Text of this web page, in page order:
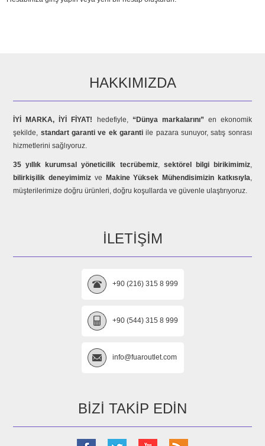
HAKKIMIZDA
İYİ MARKA, İYİ FİYAT! hedefiyle, “Dünya markalarını” en ekonomik
şekilde, standart garanti ve ek garanti ile pazara sunuyor, satış sonrası
hizmetlerini sağlıyoruz.
35 yıllık kurumsal yöneticilik tecrübemiz, sektörel bilgi birikimimiz,
bilirkişilik deneyimimiz ve Makine Yüksek Mühendisimizin katkısıyla,
müşterilerimize doğru ürünleri, doğru koşullarda ve güvenle ulaştırıyoruz.
İLETIŞIM
+90 (216) 315 8 999
+90 (544) 315 8 999
info@fuaroutlet.com
BIZI TAKIP EDIN